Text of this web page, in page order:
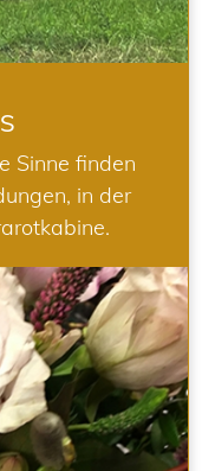
Sinne finden
in der